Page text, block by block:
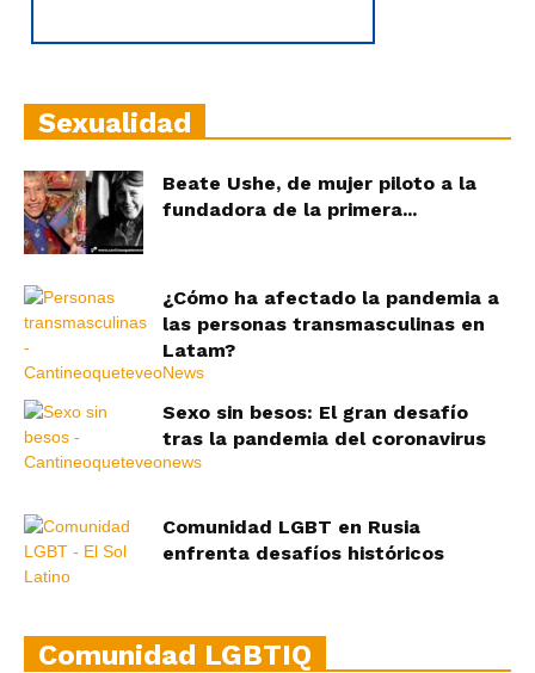
Sexualidad
Beate Ushe, de mujer piloto a la
fundadora de la primera...
¿Cómo ha afectado la pandemia a
las personas transmasculinas en
Latam?
Sexo sin besos: El gran desafío
tras la pandemia del coronavirus
Comunidad LGBT en Rusia
enfrenta desafíos históricos
Comunidad LGBTIQ